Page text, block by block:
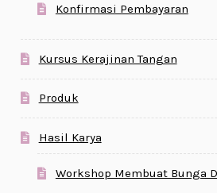
Konfirmasi Pembayaran
Kursus Kerajinan Tangan
Produk
Hasil Karya
Workshop Membuat Bunga